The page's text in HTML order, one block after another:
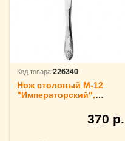
Код товара:226340
Нож столовый М-12
"Императорский",
370 р.